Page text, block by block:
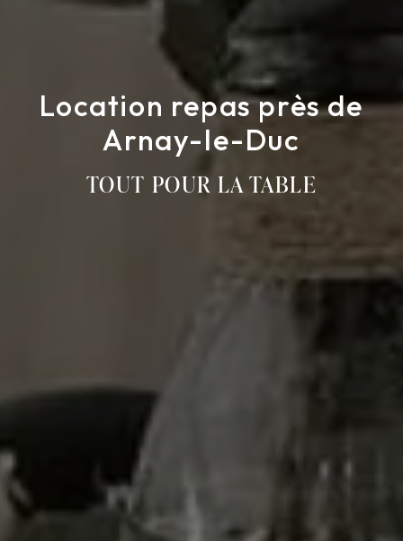
Location repas près de
Arnay-le-Duc
TOUT POUR LA TABLE